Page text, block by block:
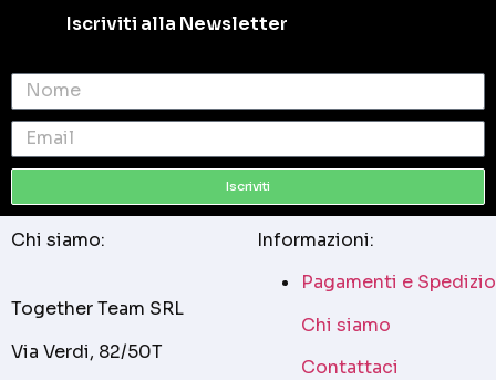
Iscriviti alla Newsletter
Iscriviti
Chi siamo:
Together Team SRL
Via Verdi, 82/50T
Informazioni:
Pagamenti e
Chi siamo
Contattaci